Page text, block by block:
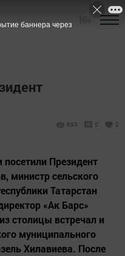
693 0 0
Президент
министр сельского
Татарстан
«Ак Барс»
столицы встречал и
муниципального
Хилавиева. После
баннера через